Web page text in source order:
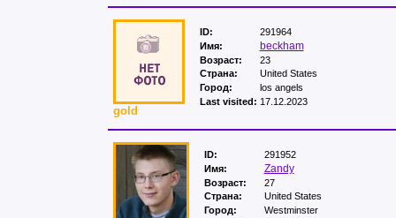
gold
ID:
291964
Имя:
beckham
Возраст:
23
Страна:
United States
Город:
los angels
Last visited: 17.12.2023
ID:
291952
Имя:
Zandy
Возраст:
27
Страна:
United States
Город:
Westminster